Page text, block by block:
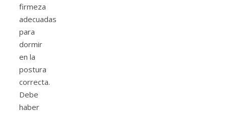
firmeza
adecuadas
para
dormir
en la
postura
correcta.
Debe
haber